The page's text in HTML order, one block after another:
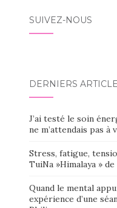
SUIVEZ-NOUS
DERNIERS
J’ai testé le soin
ne m’attendais pas
Stress, fatigue,
TuiNa »Himalaya » de
Quand le mental
expérience d’une